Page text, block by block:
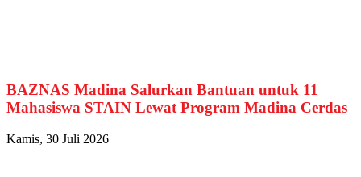
BAZNAS Madina Salurkan Bantuan untuk 11
Mahasiswa STAIN Lewat Program Madina Cerdas
Kamis, 30 Juli 2026